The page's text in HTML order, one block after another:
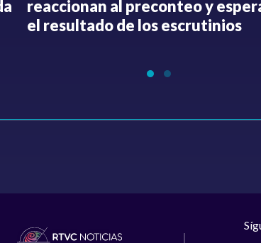
reaccionan al preconteo y
el resultado de los escrutinios